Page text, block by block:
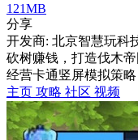
121MB
分享
开发商: 北京智慧玩科
砍树赚钱，打造伐木帝
经营卡通竖屏模拟策略
主页 攻略 社区 视频